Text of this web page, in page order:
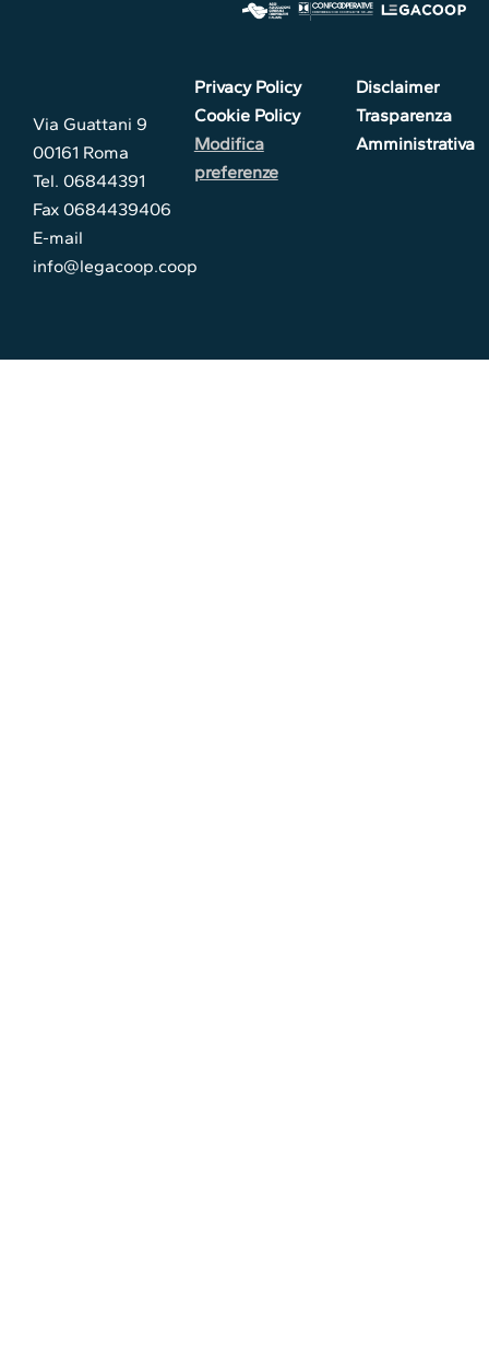
Via Guattani 9
00161 Roma
Tel. 06844391
Fax 0684439406
E-mail
info@legacoop.coop
Privacy Policy
Cookie Policy
Modifica
preferenze
Disclaimer
Trasparenza
Amministrativa